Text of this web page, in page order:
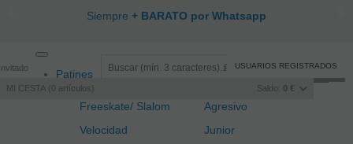
Siempre + BARATO por Whatsapp
Registro/Iniciar sesión
MI CESTA 0 artículos Saldo: 0 €
USUARIOS REGISTRADOS
navigation
Patines
Freeskate/ Slalom
Agresivo
Velocidad
Junior